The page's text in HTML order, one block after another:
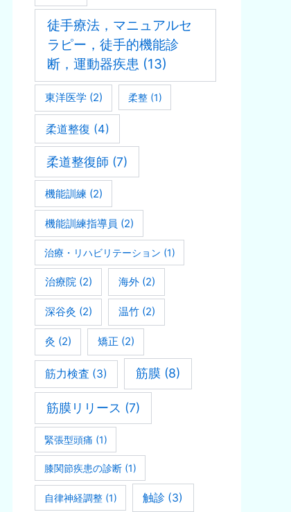
徒手療法，マニュアルセ
ラピー，徒手的機能診
断，運動器疾患 (13)
東洋医学(2) 柔整(1)
柔道整復 (4)
柔道整復師 (7)
機能訓練(2)
機能訓練指導員 (2)
治療・リハビリテーション (1)
治療院(2) 海外(2)
深谷灸 (2) 温竹(2)
灸 (2) 矯正 (2)
筋力検査 (3) 筋膜 (8)
筋膜リリース (7)
緊張型頭痛 (1)
膝関節疾患の診断(1)
自律神経調整(1) 触診 (3)